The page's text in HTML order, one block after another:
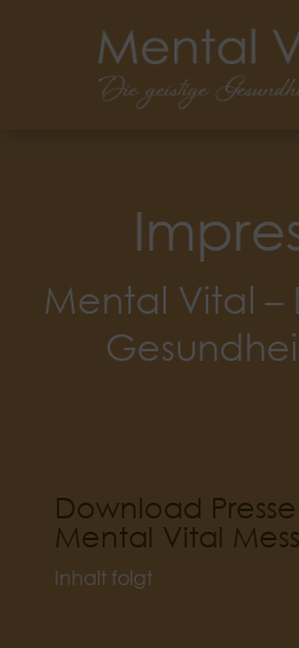
Mental Vital –
Download
Mental Vital
Inhalt folgt